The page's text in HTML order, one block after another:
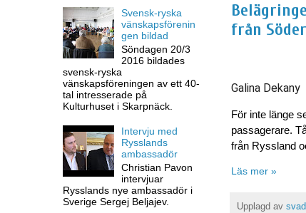
från
Galina Dekany
För inte länge
passagerare.
från Ryssland
Läs mer »
Upplagd av
Svensk-ryska
vänskapsförenin
gen bildad
Söndagen 20/3
2016 bildades
svensk-ryska
vänskapsföreningen av ett 40-
tal intresserade på
Kulturhuset i Skarpnäck.
Intervju med
Rysslands
ambassadör
Christian Pavon
intervjuar
Rysslands nye ambassadör i
Sverige Sergej Beljajev.